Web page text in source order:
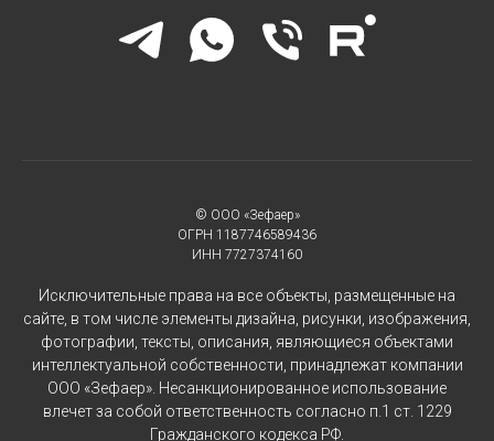
© ООО «Зефаер»
ОГРН 1187746589436
ИНН 7727374160
Исключительные права на все объекты, размещенные на
сайте, в том числе элементы дизайна, рисунки, изображения,
фотографии, тексты, описания, являющиеся объектами
интеллектуальной собственности, принадлежат компании
ООО «Зефаер». Несанкционированное использование
влечет за собой ответственность согласно п.1 ст. 1229
Гражданского кодекса РФ.